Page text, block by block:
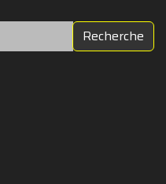
Recherche